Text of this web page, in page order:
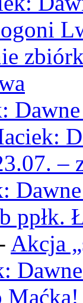
–
ppłk.
Akcja
Maćka!